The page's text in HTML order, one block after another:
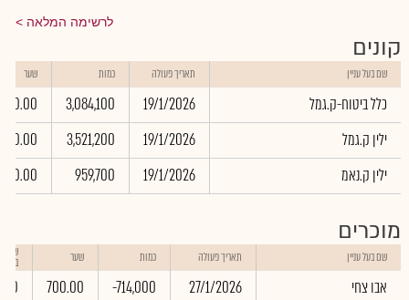
לרשימה המלאה
קונים
שם בעל עניין תאריך פעולה כמות שער
כלל ביטוח-ק.גמל 19/1/2026
3,084,100
0.00
ילין ק.גמל
19/1/2026
3,521,200
0.00
ילין ק.נאמ
19/1/2026
959,700
0.00
מוכרים
שם בעל עניין תאריך פעולה כמות שער
אבו צחי 27/1/2026
-714,000
700.00